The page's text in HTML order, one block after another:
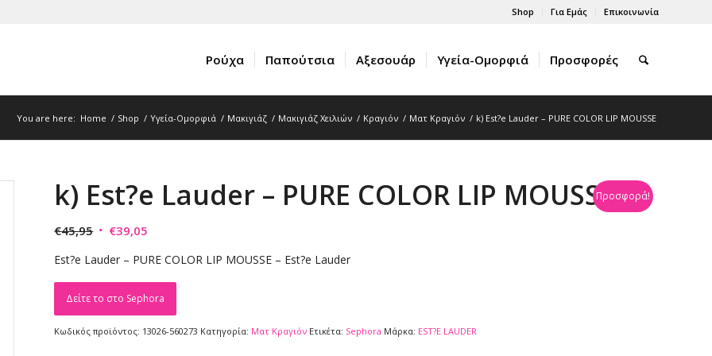
Shop Για Εμάς Επικοινωνία
Ρούχα Παπούτσια Αξεσουάρ Υγεία-Ομορφιά Προσφορές
You are here: Home / Shop / Υγεία-Ομορφιά / Μακιγιάζ / Μακιγιάζ Χειλιών / Κραγιόν / Ματ Kραγιόν / k) Est?e Lauder – PURE COLOR LIP MOUSSE
Προσφορά!
k) Est?e Lauder – PURE COLOR LIP MOUSSE
€45,95 Original
was:
€45,95.
€39,05
τιμή
είναι:
€39,05.
Est?e Lauder – PURE COLOR LIP MOUSSE – Est?e Lauder
Δείτε το στο Sephora
Κωδικός προϊόντος: 13026-560273 Κατηγορία: Ματ Kραγιόν Ετικέτα: Sephora Μάρκα: EST?E LAUDER